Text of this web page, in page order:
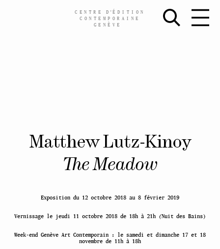
CENTRE D’ÉDITION
CONTEMPORAINE
GENÈVE
Matthew Lutz-Kinoy
The Meadow
Exposition du 12 octobre 2018 au 8 février 2019
Vernissage le jeudi 11 octobre 2018 de 18h à 21h (Nuit des Bains)
Week-end Genève Art Contemporain : le samedi et dimanche 17 et 18
novembre de 11h à 18h